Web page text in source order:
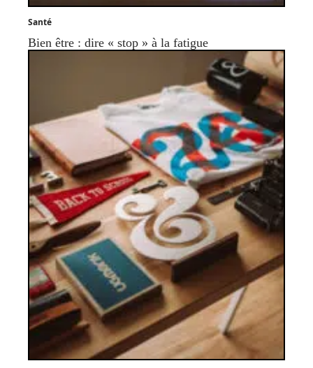
Santé
Bien être : dire « stop » à la fatigue